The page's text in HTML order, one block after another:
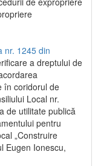
nr. 1245 din
a dreptului de
în coridorul de
Local nr.
de utilitate publică
pentru
„Construire
Eugen Ionescu,